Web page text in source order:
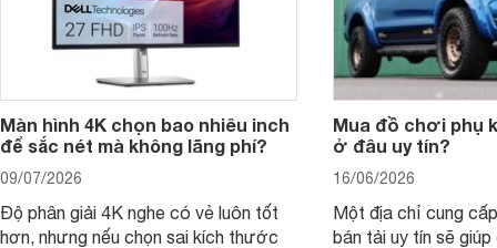
Màn hình 4K chọn bao nhiêu inch
để sắc nét mà không lãng phí?
09/07/2026
Độ phân giải 4K nghe có vẻ luôn tốt
hơn, nhưng nếu chọn sai kích thước
Mua đồ chơi phụ
ở đâu uy tín?
16/06/2026
Một địa chỉ cung
bán tải uy tín sẽ